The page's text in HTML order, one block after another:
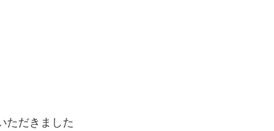
ただきました